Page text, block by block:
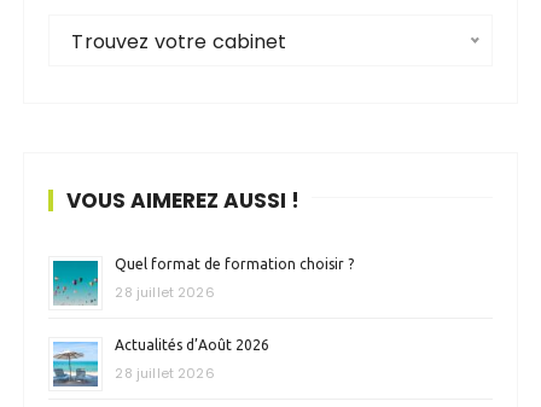
Trouvez votre cabinet
VOUS AIMEREZ AUSSI !
Quel format de formation choisir ?
28 juillet 2026
Actualités d’Août 2026
28 juillet 2026